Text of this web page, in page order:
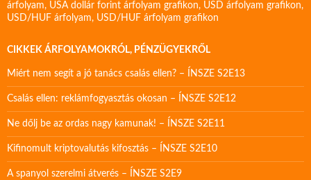
árfolyam, USA dollár forint árfolyam grafikon, USD árfolyam grafikon,
USD/HUF árfolyam, USD/HUF árfolyam grafikon
CIKKEK ÁRFOLYAMOKRÓL, PÉNZÜGYEKRŐL
Miért nem segít a jó tanács csalás ellen? – ÍNSZE S2E13
Csalás ellen: reklámfogyasztás okosan – ÍNSZE S2E12
Ne dőlj be az ordas nagy kamunak! – ÍNSZE S2E11
Kifinomult kriptovalutás kifosztás – ÍNSZE S2E10
A spanyol szerelmi átverés – ÍNSZE S2E9